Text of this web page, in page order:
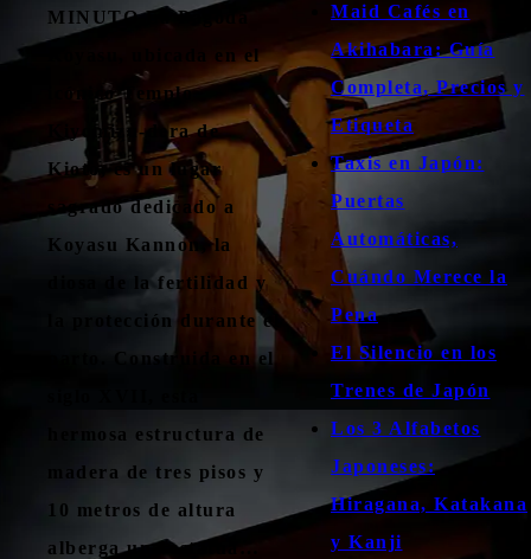
MINUTO La Pagoda
Koyasu, ubicada en el
icónico Templo
Kiyomizu-dera de
Kioto, es un lugar
sagrado dedicado a
Koyasu Kannon, la
diosa de la fertilidad y
la protección durante el
parto. Construida en el
hermosa estructura de
madera de tres pisos y
10 metros de altura
alberga una estatua…
Maid Cafés en
Akihabara: Guía
Completa, Precios y
Etiqueta
Taxis en Japón:
Puertas
Automáticas,
Cuándo Merece la
Pena
El Silencio en los
Trenes de Japón
Los 3 Alfabetos
Japoneses:
Hiragana, Katakana
y Kanji